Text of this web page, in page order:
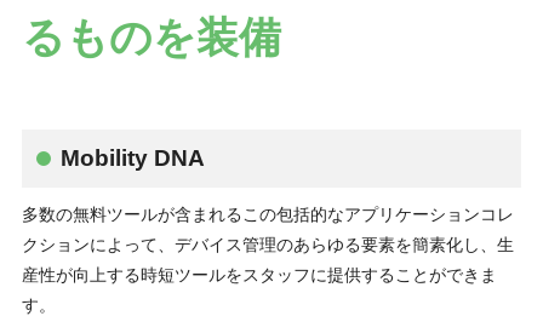
るものを装備
Mobility DNA
多数の無料ツールが含まれるこの包括的なアプリケーションコレ
クションによって、デバイス管理のあらゆる要素を簡素化し、生
産性が向上する時短ツールをスタッフに提供することができま
す。